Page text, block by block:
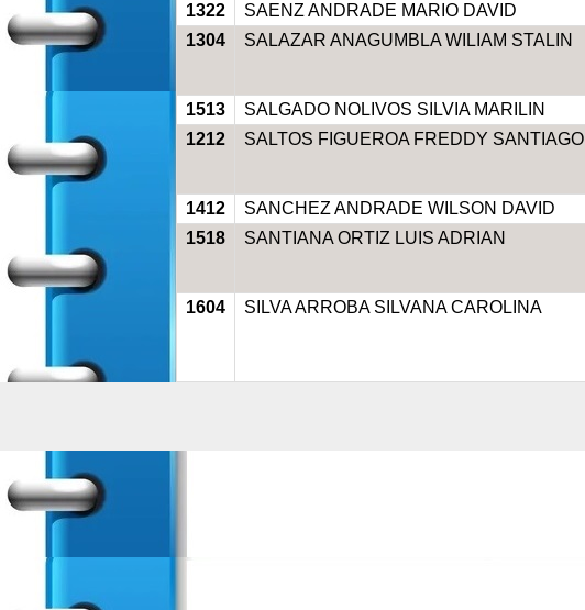
1322
SAENZ ANDRADE MARIO DAVID
1304
SALAZAR ANAGUMBLA WILIAM STALIN
1513 SALGADO NOLIVOS SILVIA MARILIN
1212
SALTOS FIGUEROA FREDDY SANTIAGO
1412 SANCHEZ ANDRADE WILSON DAVID
1518
SANTIANA ORTIZ LUIS ADRIAN
1604 SILVA ARROBA SILVANA CAROLINA